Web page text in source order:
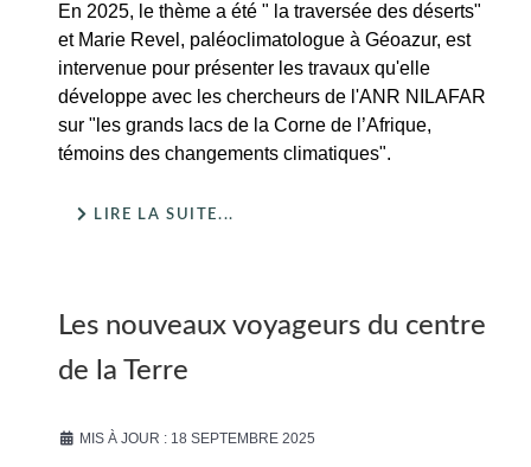
En 2025, le thème a été " la traversée des déserts"
et Marie Revel, paléoclimatologue à Géoazur, est
intervenue pour présenter les travaux qu'elle
développe avec les chercheurs de l'ANR NILAFAR
sur "les grands lacs de la Corne de l’Afrique,
témoins des changements climatiques".
LIRE LA SUITE...
Les nouveaux voyageurs du centre
de la Terre
MIS À JOUR : 18 SEPTEMBRE 2025